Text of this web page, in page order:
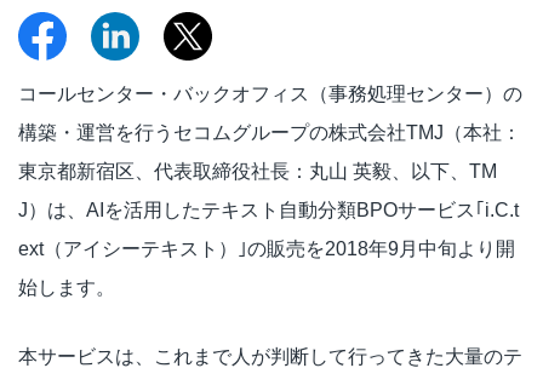
コールセンター・バックオフィス（事務処理センター）の
構築・運営を行うセコムグループの株式会社TMJ（本社：
東京都新宿区、代表取締役社長：丸山 英毅、以下、TM
J）は、AIを活用したテキスト自動分類BPOサービス｢i.C.t
ext（アイシーテキスト）｣の販売を2018年9月中旬より開
始します。
本サービスは、これまで人が判断して行ってきた大量のテ